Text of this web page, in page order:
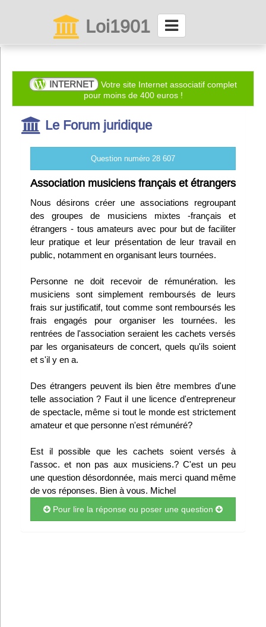
Loi1901
Connexion
Abonnez-vous à LettrAsso
Menu général
ServiceAsso
Partager
VieAsso
Infos
Divers
Abo Lettrasso
Nous contacter
INTERNET
Votre site Internet associatif complet
pour moins de 400 euros !
Le Forum juridique
Question numéro 28 607
Association musiciens français et étrangers
Nous désirons créer une associations regroupant
des groupes de musiciens mixtes -français et
étrangers - tous amateurs avec pour but de faciliter
leur pratique et leur présentation de leur travail en
public, notamment en organisant leurs tournées.
Personne ne doit recevoir de rémunération. les
musiciens sont simplement remboursés de leurs
frais sur justificatif, tout comme sont remboursés les
frais engagés pour organiser les tournées. les
rentrées de l'association seraient les cachets versés
par les organisateurs de concert, quels qu'ils soient
et s'il y en a.
Des étrangers peuvent ils bien être membres d'une
telle association ? Faut il une licence d'entrepreneur
de spectacle, même si tout le monde est strictement
amateur et que personne n'est rémunéré?
Est il possible que les cachets soient versés à
l'assoc. et non pas aux musiciens.? C'est un peu
une question désordonnée, mais merci quand même
de vos réponses. Bien à vous. Michel
Pour lire la réponse ou poser une question